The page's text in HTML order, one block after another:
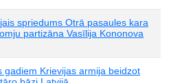
spriedums Otrā pasaules kara
partizāna Vasīlija Kononova
gadiem Krievijas armija beidzot